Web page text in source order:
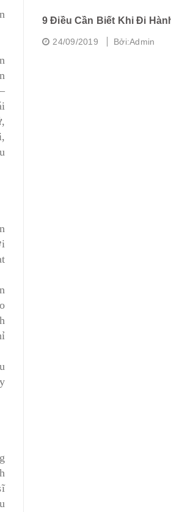
Phổ
9 Điều Cần Biết Khi Đi
24/09/2019 Bởi:Admin